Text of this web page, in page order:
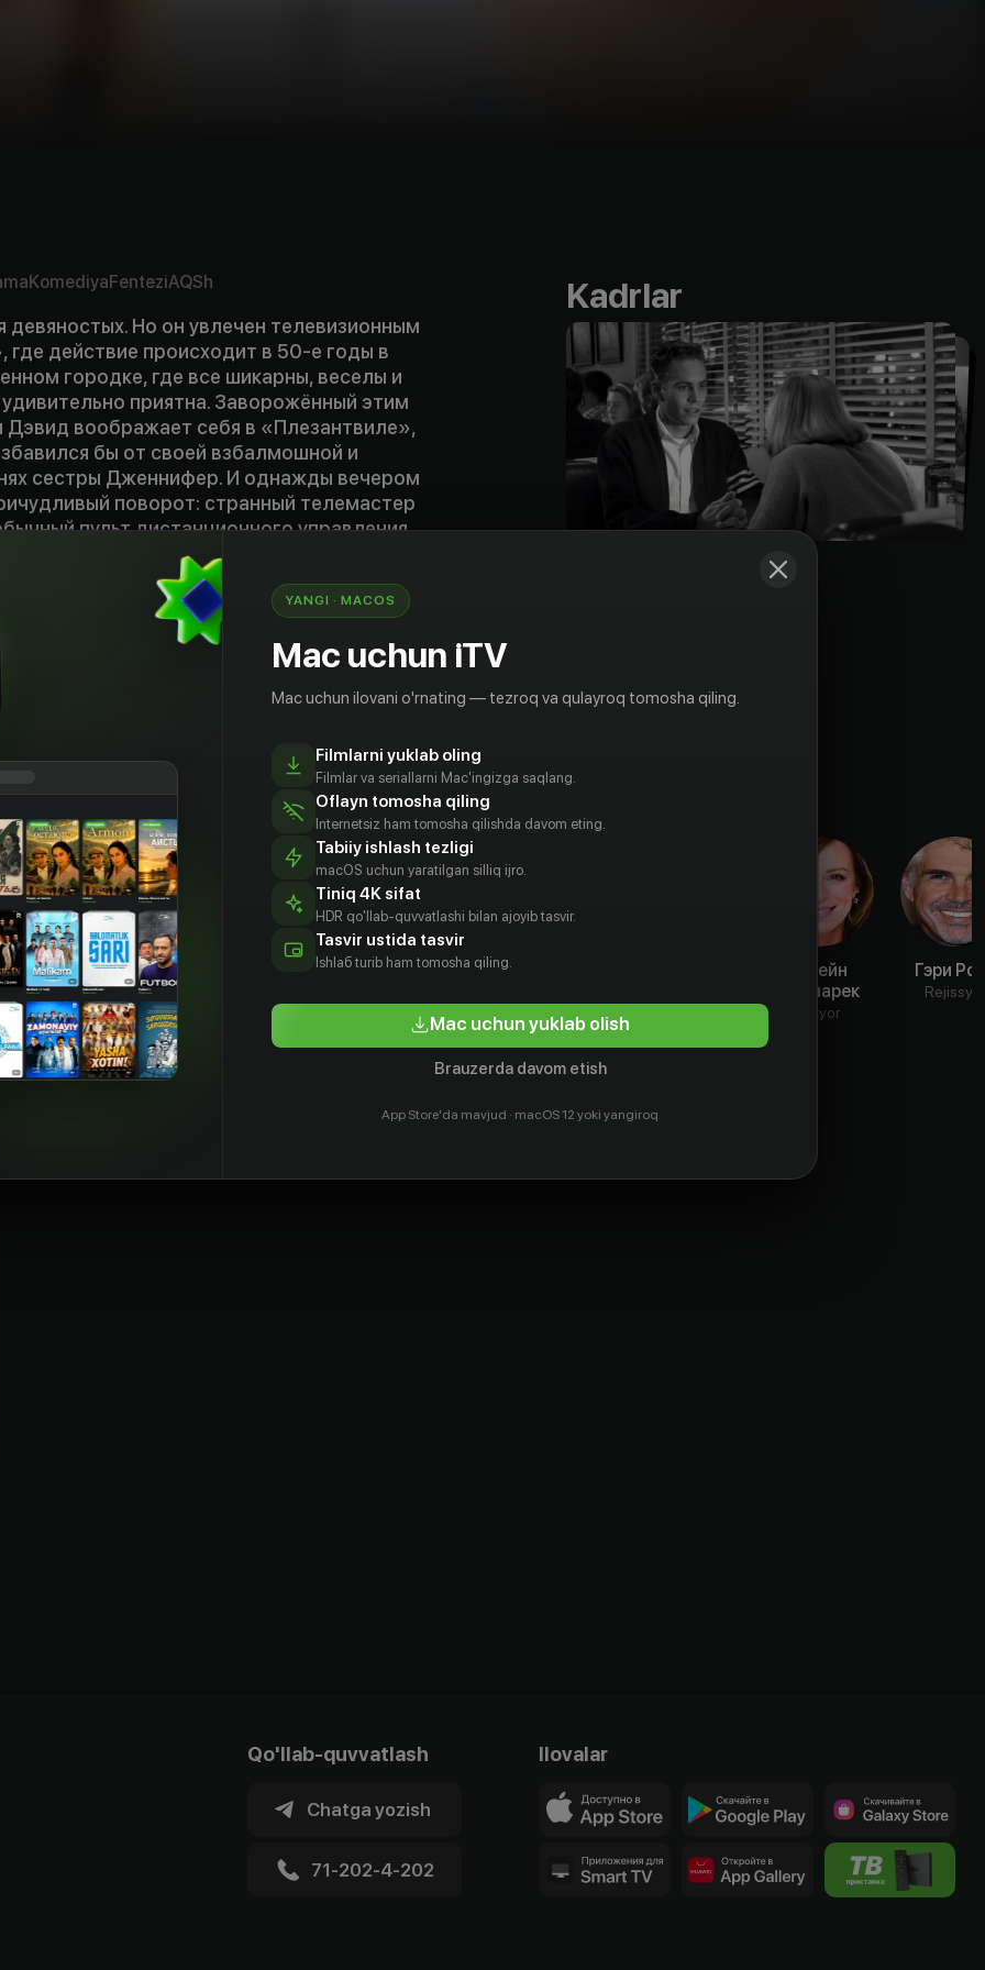
KomediyaFenteziAQSh
девяностых. Но он увлечен телевизионным
где действие происходит в 50-е годы в
городке, где все шикарны, веселы и
приятна. Заворожённый этим
воображает себя в «Плезантвиле»,
бы от своей взбалмошной и
сестры Дженнифер. И однажды вечером
поворот: странный телемастер
пульт дистанционного управления,
его вместе с сестрой прямо в Плезантвиль.
прошел для города бесследно,
изменив судьбы его обитателей.
Kadrlar
Риз
Уизерспун
Aktyor Aktyor
Дон Ноттс
Джейн
Качмарек
Aktyor
Гэри
Rejissyor
Qo'llab-quvvatlash
Chatga yozish
71-202-4-202
Ilovalar
YANGI · MACOS
Mac uchun iTV
Mac uchun ilovani o'rnating — tezroq va qulayroq tomosha qiling.
Filmlarni yuklab oling
Filmlar va seriallarni Mac'ingizga saqlang.
Oflayn tomosha qiling
Internetsiz ham tomosha qilishda davom eting.
Tabiiy ishlash tezligi
macOS uchun yaratilgan silliq ijro.
Tiniq 4K sifat
HDR qo'llab-quvvatlashi bilan ajoyib tasvir.
Tasvir ustida tasvir
Ishlаб turib ham tomosha qiling.
Mac uchun yuklab olish
Brauzerda davom etish
App Store'da mavjud · macOS 12 yoki yangiroq